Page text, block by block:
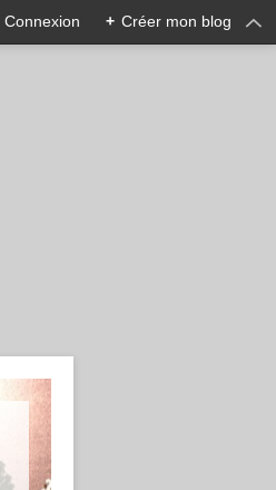
Connexion + Créer mon blog